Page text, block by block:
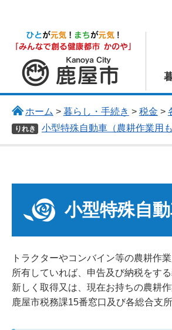
鹿屋市
ホーム > 暮らし・手続き > 税金 >
りれき 小型特殊自動車（農耕作業用
小型特殊自
トラクターやコンバイン等の農耕作
所有していれば、申告及び納税をする
新しく取得又は、現在お持ちの農耕
鹿屋市税務課15番窓口及び各総合支